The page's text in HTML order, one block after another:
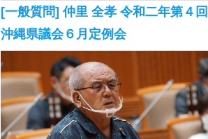
[一般質問] 仲里 全孝 令和二年第４回
沖縄県議会６月定例会